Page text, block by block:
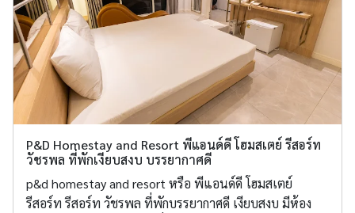
P&D Homestay and Resort พีแอนด์ดี โฮมสเตย์ รีสอร์ท
วัชรพล ที่พักเงียบสงบ บรรยากาศดี
p&d homestay and resort หรือ พีแอนด์ดี โฮมสเตย์
รีสอร์ท รีสอร์ท วัชรพล ที่พักบรรยากาศดี เงียบสงบ มีห้อง